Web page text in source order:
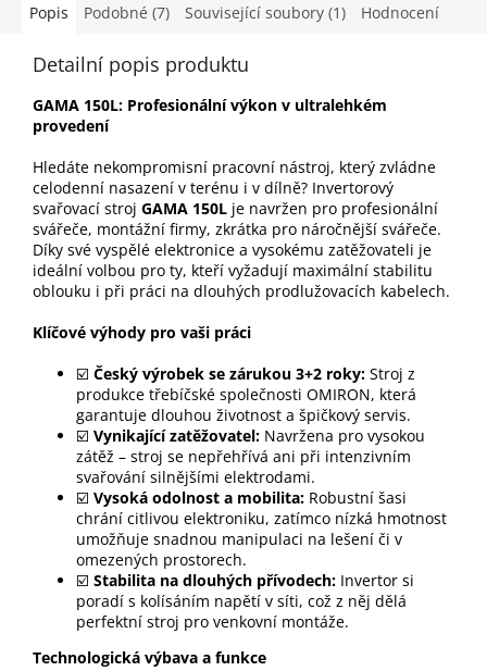
Popis Podobné (7) Související soubory (1) Hodnocení
Detailní popis produktu
GAMA 150L: Profesionální výkon v ultralehkém
provedení
Hledáte nekompromisní pracovní nástroj, který zvládne
celodenní nasazení v terénu i v dílně? Invertorový
svařovací stroj GAMA 150L je navržen pro profesionální
svářeče, montážní firmy, zkrátka pro náročnější svářeče.
Díky své vyspělé elektronice a vysokému zatěžovateli je
ideální volbou pro ty, kteří vyžadují maximální stabilitu
oblouku i při práci na dlouhých prodlužovacích kabelech.
Klíčové výhody pro vaši práci
☑️ Český výrobek se zárukou 3+2 roky: Stroj z
produkce třebíčské společnosti OMIRON, která
garantuje dlouhou životnost a špičkový servis.
☑️ Vynikající zatěžovatel: Navržena pro vysokou
zátěž – stroj se nepřehřívá ani při intenzivním
svařování silnějšími elektrodami.
☑️ Vysoká odolnost a mobilita: Robustní šasi
chrání citlivou elektroniku, zatímco nízká hmotnost
umožňuje snadnou manipulaci na lešení či v
omezených prostorech.
☑️ Stabilita na dlouhých přívodech: Invertor si
poradí s kolísáním napětí v síti, což z něj dělá
perfektní stroj pro venkovní montáže.
Technologická výbava a funkce